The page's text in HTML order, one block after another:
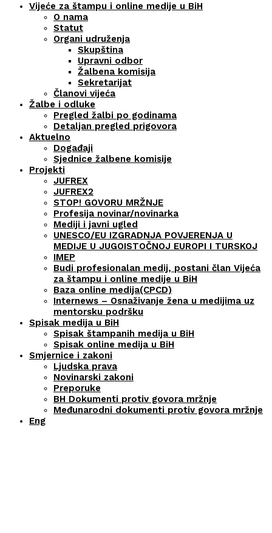
Vijeće za štampu i online medije u BiH
O nama
Statut
Organi udruženja
Skupština
Upravni odbor
Žalbena komisija
Sekretarijat
Članovi vijeća
Žalbe i odluke
Pregled žalbi po godinama
Detaljan pregled prigovora
Aktuelno
Događaji
Sjednice žalbene komisije
Projekti
JUFREX
JUFREX2
STOP! GOVORU MRŽNJE
Profesija novinar/novinarka
Mediji i javni ugled
UNESCO/EU IZGRADNJA POVJERENJA U
MEDIJE U JUGOISTOČNOJ EUROPI I TURSKOJ
IMEP
Budi profesionalan medij, postani član Vijeća
za štampu i online medije u BiH
Baza online medija(CPCD)
Internews – Osnaživanje žena u medijima uz
mentorsku podršku
Spisak medija u BiH
Spisak štampanih medija u BiH
Spisak online medija u BiH
Smjernice i zakoni
Ljudska prava
Novinarski zakoni
Preporuke
BH Dokumenti protiv govora mržnje
Međunarodni dokumenti protiv govora mržnje
Eng